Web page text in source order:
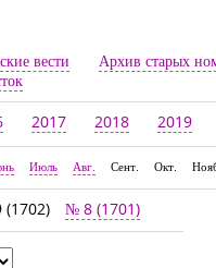
вести
Архив старых
2017 2018 2019
Июль Авг. Сент. Окт.
№ 8 (1701)